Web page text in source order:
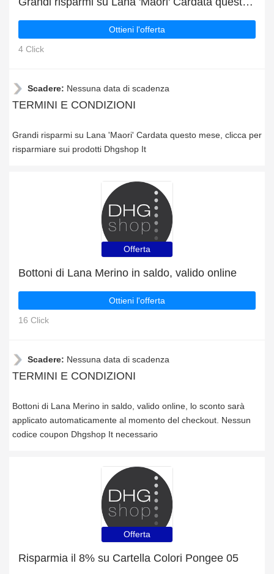
Ottieni l'offerta
4 Click
Scadere: Nessuna data di scadenza
TERMINI E CONDIZIONI
Grandi risparmi su Lana 'Maori' Cardata questo mese, clicca per
risparmiare sui prodotti Dhgshop It
Offerta
Bottoni di Lana Merino in saldo, valido online
Ottieni l'offerta
16 Click
Scadere: Nessuna data di scadenza
TERMINI E CONDIZIONI
Bottoni di Lana Merino in saldo, valido online, lo sconto sarà
applicato automaticamente al momento del checkout. Nessun
codice coupon Dhgshop It necessario
Offerta
Risparmia il 8% su Cartella Colori Pongee 05